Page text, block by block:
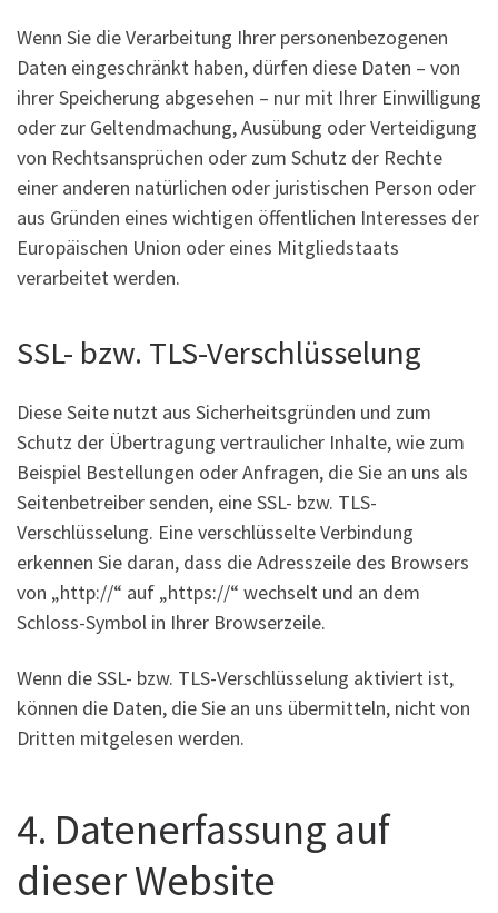
Wenn Sie die Verarbeitung Ihrer personenbezogenen
Daten eingeschränkt haben, dürfen diese Daten – von
ihrer Speicherung abgesehen – nur mit Ihrer Einwilligung
oder zur Geltendmachung, Ausübung oder Verteidigung
von Rechtsansprüchen oder zum Schutz der Rechte
einer anderen natürlichen oder juristischen Person oder
aus Gründen eines wichtigen öffentlichen Interesses der
Europäischen Union oder eines Mitgliedstaats
verarbeitet werden.
SSL- bzw. TLS-Verschlüsselung
Diese Seite nutzt aus Sicherheitsgründen und zum
Schutz der Übertragung vertraulicher Inhalte, wie zum
Beispiel Bestellungen oder Anfragen, die Sie an uns als
Seitenbetreiber senden, eine SSL- bzw. TLS-
Verschlüsselung. Eine verschlüsselte Verbindung
erkennen Sie daran, dass die Adresszeile des Browsers
von „http://“ auf „https://“ wechselt und an dem
Schloss-Symbol in Ihrer Browserzeile.
Wenn die SSL- bzw. TLS-Verschlüsselung aktiviert ist,
können die Daten, die Sie an uns übermitteln, nicht von
Dritten mitgelesen werden.
4. Datenerfassung auf
dieser Website